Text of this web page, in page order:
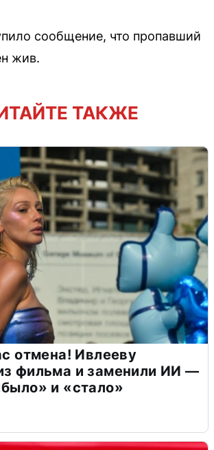
сообщение, что пропавший
жив.
ТАКЖЕ
отмена! Ивлееву
фильма и заменили ИИ —
и «стало»